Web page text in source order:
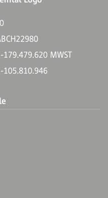
179.479.620 MWST
105.810.946